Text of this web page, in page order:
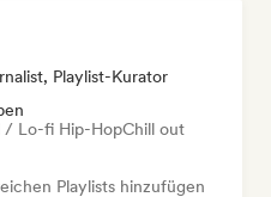
Playlist-Kurator
/ Lo-fi Hip-HopChill out
Playlists hinzufügen